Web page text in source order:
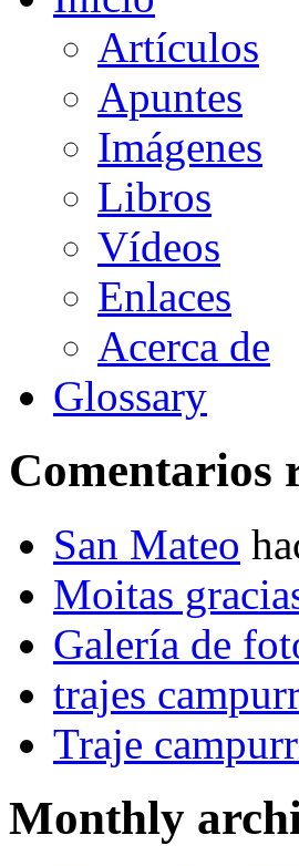
Artículos
Apuntes
Imágenes
Libros
Vídeos
Enlaces
Acerca de
Glossary
Comentarios
San Mateo
Moitas
Galería de
trajes
Traje
Monthly